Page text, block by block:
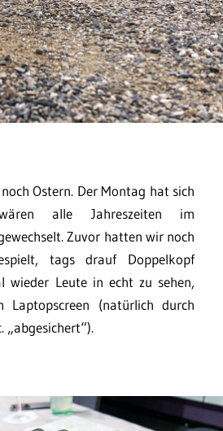
Ostern. Der Montag hat sich
alle Jahreszeiten im
Zuvor hatten wir noch
tags drauf Doppelkopf
wieder Leute in echt zu sehen,
(natürlich durch
„abgesichert“).